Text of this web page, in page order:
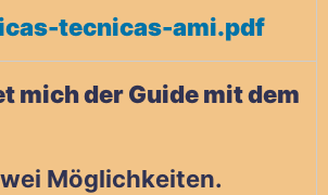
tecnicas-ami.pdf
mich der Guide mit dem
Möglichkeiten.